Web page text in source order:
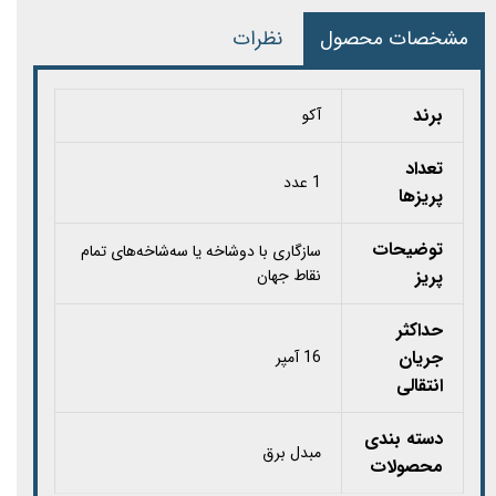
مشخصات محصول نظرات
برند آکو
تعداد
پریزها
1 عدد
توضیحات
پریز
سازگاری با دوشاخه یا سه‌شاخه‌های تمام
نقاط جهان
حداکثر
جریان
انتقالی
16 آمپر
دسته بندی
محصولات
مبدل برق